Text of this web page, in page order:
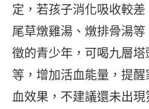
定，若孩子消化吸收較
尾草燉雞湯、燉排骨湯
徵的青少年，可喝九層
等，增加活血能量，提
血效果，不建議還未出